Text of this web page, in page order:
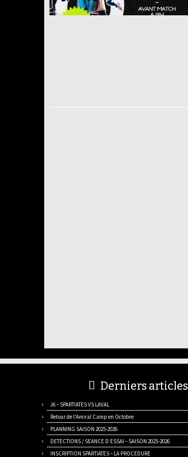
Derniers articles
J6 – SPARTIATES VS LAVAL
Retour de l’Amiral Camp en Octobre
PLANNING SAISON 2025-2026
DETECTIONS / SEANCE D’ESSAI – SAISON 2025-2026
INSCRIPTION SPARTIATES – LA PROCEDURE